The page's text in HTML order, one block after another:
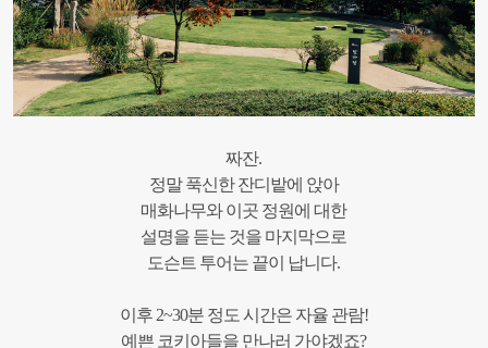
짜잔.
정말 푹신한 잔디밭에 앉아
매화나무와 이곳 정원에 대한
설명을 듣는 것을 마지막으로
도슨트 투어는 끝이 납니다.
이후 2~30분 정도 시간은 자율 관람!
예쁜 코키아들을 만나러 가야겠죠?